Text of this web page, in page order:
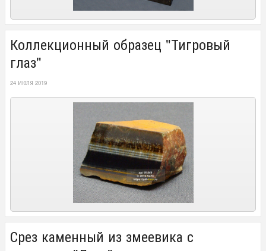
Коллекционный образец "Тигровый
глаз"
24 ИЮЛЯ 2019
Срез каменный из змеевика с